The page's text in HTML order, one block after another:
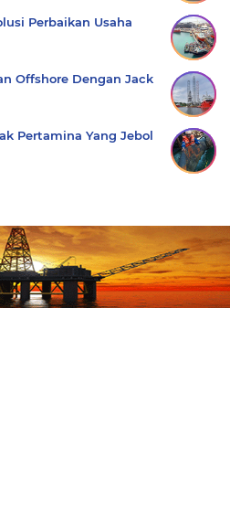
Perbaikan Usaha
Offshore Dengan Jack
Pertamina Yang Jebol